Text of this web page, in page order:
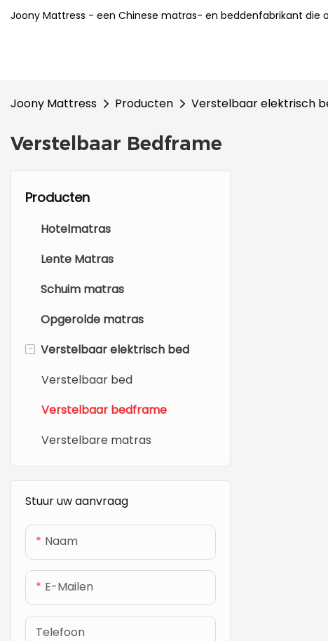
Joony Mattress - een Chinese matras- en beddenfabrikant die
Joony Mattress Producten Verstelbaar elektrisch
Verstelbaar Bedframe
Producten
Hotelmatras
Lente Matras
Schuim matras
Opgerolde matras
- Verstelbaar elektrisch bed
Verstelbaar bed
Verstelbaar bedframe
Verstelbare matras
Stuur uw aanvraag
Naam
E-Mailen
Telefoon